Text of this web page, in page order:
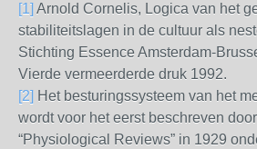
[1] Arnold Cornelis, Logica van het
stabiliteitslagen in de cultuur als
Stichting Essence Amsterdam-
Vierde vermeerderde druk 1992.
[2] Het besturingssysteem van het
wordt voor het eerst beschreven
“Physiological Reviews” in 1929